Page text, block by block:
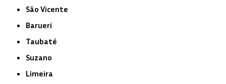
São Vicente
Barueri
Taubaté
Suzano
Limeira